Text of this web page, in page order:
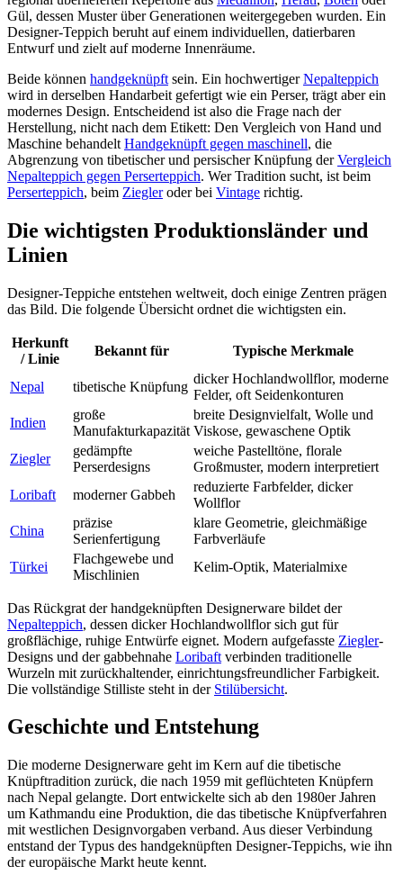
Gül, dessen Muster über Generationen weitergegeben wurden. Ein
Designer-Teppich beruht auf einem individuellen, datierbaren
Entwurf und zielt auf moderne Innenräume.
Beide können handgeknüpft sein. Ein hochwertigerNepalteppich
wird in derselben Handarbeit gefertigt wie ein Perser, trägt aber ein
modernes Design. Entscheidend ist also die Frage nach der
Herstellung, nicht nach dem Etikett: Den Vergleich von Hand und
Maschine behandelt Handgeknüpft gegen maschinell, die
Abgrenzung von tibetischer und persischer Knüpfung derVergleich
Nepalteppich gegen Perserteppich. Wer Tradition sucht, ist beim
Perserteppich, beim Ziegleroder bei Vintage richtig.
Die wichtigsten Produktionsländer und
Linien
Designer-Teppiche entstehen weltweit, doch einige Zentren prägen
das Bild. Die folgende Übersicht ordnet die wichtigsten ein.
Herkunft
/ Linie
Bekannt für Typische Merkmale
Nepal tibetische Knüpfung
dicker Hochlandwollflor, moderne
Felder, oft Seidenkonturen
Indien
große
Manufakturkapazität
breite Designvielfalt, Wolle und
Viskose, gewaschene Optik
Ziegler
gedämpfte
Perserdesigns
weiche Pastelltöne, florale
Großmuster, modern interpretiert
Loribaft
moderner Gabbeh
reduzierte Farbfelder, dicker
Wollflor
China
präzise
Serienfertigung
klare Geometrie, gleichmäßige
Farbverläufe
Türkei
Flachgewebe und
Mischlinien
Kelim-Optik, Materialmixe
Das Rückgrat der handgeknüpften Designerware bildet der
Nepalteppich, dessen dicker Hochlandwollflor sich gut für
großflächige, ruhige Entwürfe eignet. Modern aufgefasste Ziegler-
Designs und der gabbehnahe Loribaft verbinden traditionelle
Wurzeln mit zurückhaltender, einrichtungsfreundlicher Farbigkeit.
Die vollständige Stilliste steht in der Stilübersicht.
Geschichte und Entstehung
Die moderne Designerware geht im Kern auf die tibetische
Knüpftradition zurück, die nach 1959 mit geflüchteten Knüpfern
nach Nepal gelangte. Dort entwickelte sich ab den 1980er Jahren
um Kathmandu eine Produktion, die das tibetische Knüpfverfahren
mit westlichen Designvorgaben verband. Aus dieser Verbindung
entstand der Typus des handgeknüpften Designer-Teppichs, wie ihn
der europäische Markt heute kennt.